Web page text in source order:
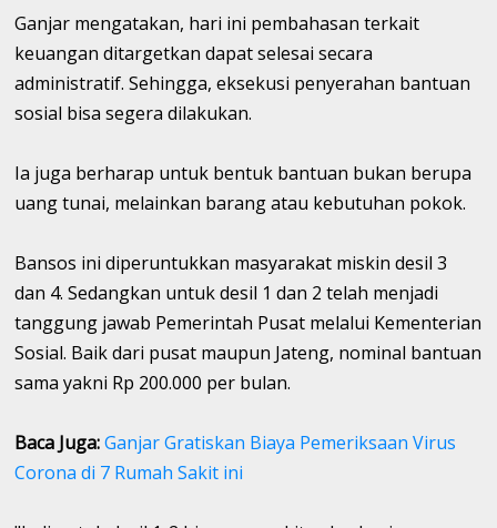
Ganjar mengatakan, hari ini pembahasan terkait
keuangan ditargetkan dapat selesai secara
administratif. Sehingga, eksekusi penyerahan bantuan
sosial bisa segera dilakukan.
Ia juga berharap untuk bentuk bantuan bukan berupa
uang tunai, melainkan barang atau kebutuhan pokok.
Bansos ini diperuntukkan masyarakat miskin desil 3
dan 4. Sedangkan untuk desil 1 dan 2 telah menjadi
tanggung jawab Pemerintah Pusat melalui Kementerian
Sosial. Baik dari pusat maupun Jateng, nominal bantuan
sama yakni Rp 200.000 per bulan.
Baca Juga:Ganjar Gratiskan Biaya Pemeriksaan Virus
Corona di 7 Rumah Sakit ini